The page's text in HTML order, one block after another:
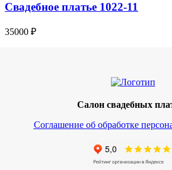
Свадебное платье 1022-11
35000 ₽
Салон свадебных
Соглашение об обработке